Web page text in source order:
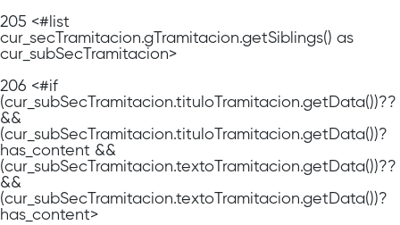
205 <#list
cur_secTramitacion.gTramitacion.getSiblings() as
cur_subSecTramitacion>
206 <#if
(cur_subSecTramitacion.tituloTramitacion.getData())??
&&
(cur_subSecTramitacion.tituloTramitacion.getData())?
has_content &&
(cur_subSecTramitacion.textoTramitacion.getData())??
&&
(cur_subSecTramitacion.textoTramitacion.getData())?
has_content>